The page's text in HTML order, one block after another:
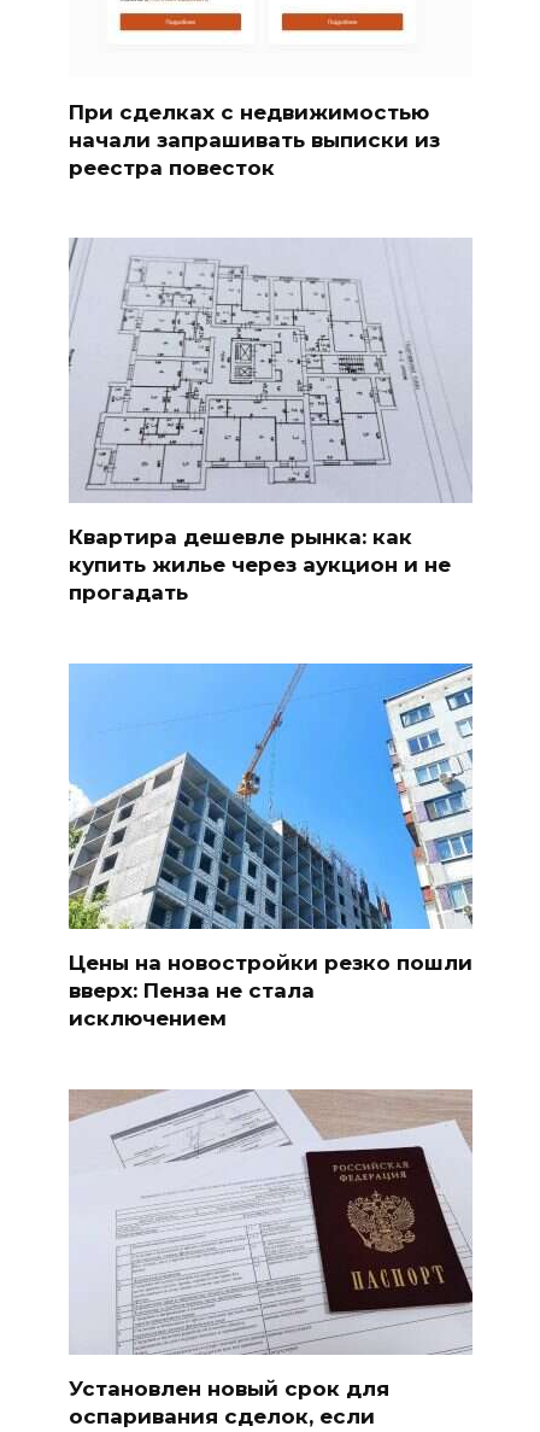
При сделках с недвижимостью
начали запрашивать выписки из
реестра повесток
Квартира дешевле рынка: как
купить жилье через аукцион и не
прогадать
Цены на новостройки резко пошли
вверх: Пенза не стала
исключением
Установлен новый срок для
оспаривания сделок, если